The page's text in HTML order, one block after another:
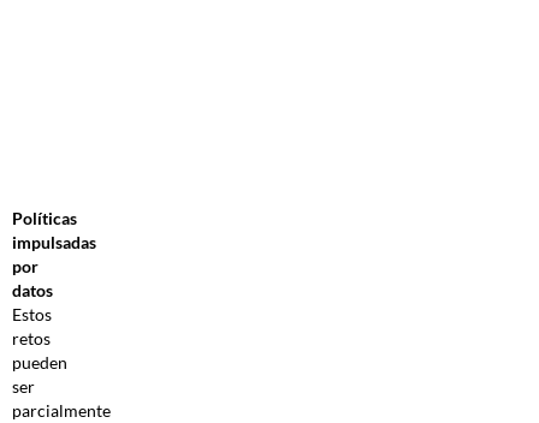
Políticas
impulsadas
por
datos
Estos
retos
pueden
ser
parcialmente